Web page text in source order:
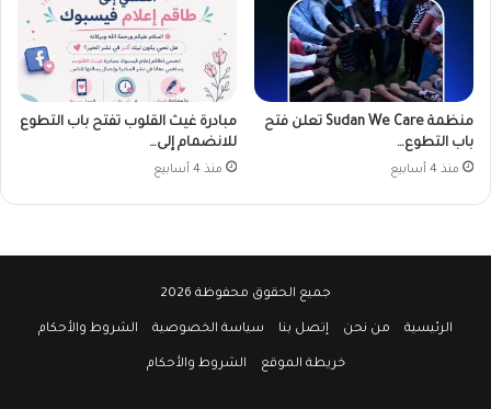
منظمة Sudan We Care تعلن فتح
باب التطوع…
منذ 4 أسابيع
مبادرة غيث القلوب تفتح باب التطوع
للانضمام إلى…
منذ 4 أسابيع
جميع الحقوق محفوظة 2026
الرئيسية من نحن إتصل بنا سياسة الخصوصية الشروط والأحكام
خريطة الموقع الشروط والأحكام